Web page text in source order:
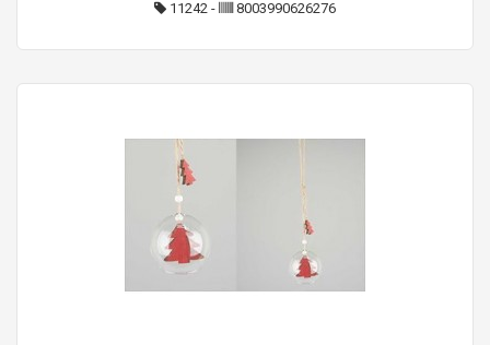
11242 - 8003990626276